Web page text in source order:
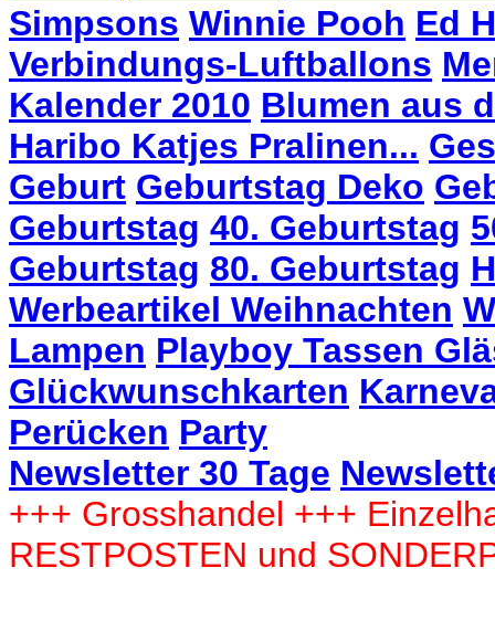
Simpsons Winnie Pooh Ed
Verbindungs-Luftballons
Kalender 2010 Blumen aus
Haribo Katjes Pralinen...
Geburt Geburtstag Deko
Geburtstag 40. Geburtstag
Geburtstag 80. Geburtstag
Werbeartikel Weihnachten
Lampen Playboy Tassen
Glückwunschkarten
Perücken Party
Newsletter 30 Tage
+++ Grosshandel +++
RESTPOSTEN und